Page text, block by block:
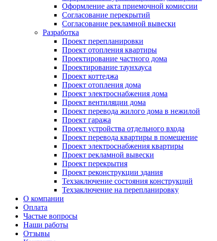
Оформление акта приемочной комиссии
Согласование перекрытий
Согласование рекламной вывески
Разработка
Проект перепланировки
Проект отопления квартиры
Проектирование частного дома
Проектирование таунхауса
Проект коттеджа
Проект отопления дома
Проект электроснабжения дома
Проект вентиляции дома
Проект перевода жилого дома в нежилой
Проект гаража
Проект устройства отдельного входа
Проект перевода квартиры в помещение
Проект электроснабжения квартиры
Проект рекламной вывески
Проект перекрытия
Проект реконструкции здания
Техзаключение состояния конструкций
Техзаключение на перепланировку
О компании
Оплата
Частые вопросы
Наши работы
Отзывы